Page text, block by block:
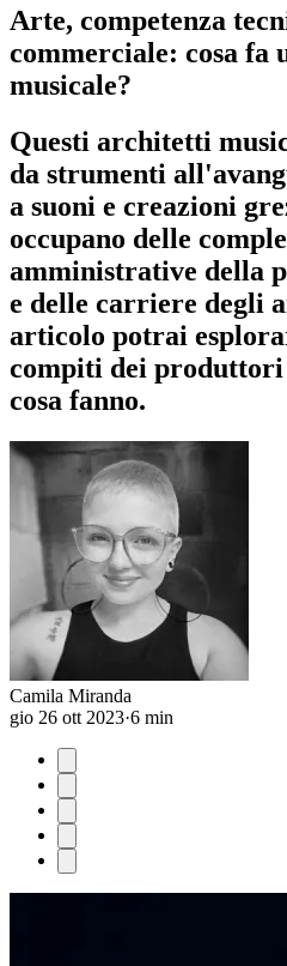
Arte, competenza
commerciale: cosa fa
musicale?
Questi architetti
da strumenti
a suoni e creazioni
occupano delle
amministrative della
e delle carriere degli
articolo potrai
compiti dei produttori
cosa fanno.
Camila Miranda
gio 26 ott 2023·6 min